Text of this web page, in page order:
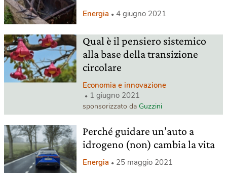
Energia 4 giugno 2021
Qual è il pensiero sistemico
alla base della transizione
circolare
Economia e innovazione
1 giugno 2021
sponsorizzato da Guzzini
Perché guidare un’auto a
idrogeno (non) cambia la vita
Energia 25 maggio 2021